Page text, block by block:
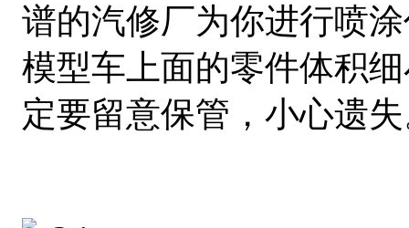
谱的汽修厂为你进行喷
模型车上面的零件体积
定要留意保管，小心遗